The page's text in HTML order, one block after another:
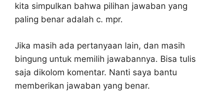
kita simpulkan bahwa pilihan jawaban yang
paling benar adalah c. mpr.
Jika masih ada pertanyaan lain, dan masih
bingung untuk memilih jawabannya. Bisa tulis
saja dikolom komentar. Nanti saya bantu
memberikan jawaban yang benar.